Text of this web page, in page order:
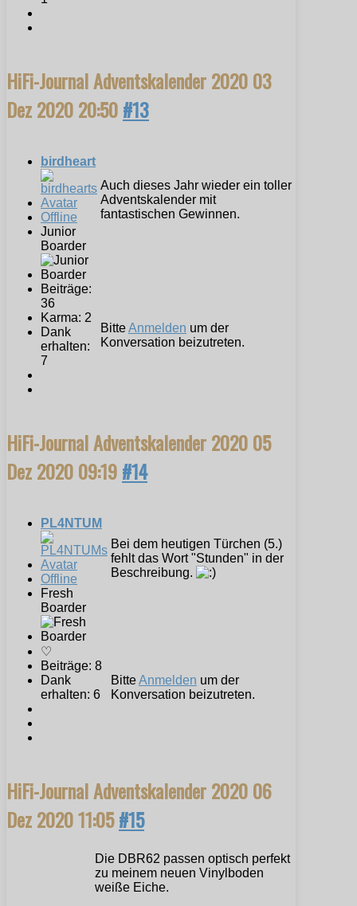
HiFi-Journal Adventskalender 202003
Dez 2020 20:50#13
birdheart
Offline
Junior
Boarder
Beiträge:
36
Karma: 2
Dank
erhalten:
7
Auch dieses Jahr wieder ein toller
Adventskalender mit
fantastischen Gewinnen.
BitteAnmelden um der
Konversation beizutreten.
HiFi-Journal Adventskalender 202005
Dez 2020 09:19#14
PL4NTUM
Offline
Fresh
Boarder
♡
Beiträge: 8
Dank
erhalten: 6
Bei dem heutigen Türchen (5.)
fehlt das Wort "Stunden" in der
Beschreibung.
BitteAnmelden um der
Konversation beizutreten.
HiFi-Journal Adventskalender 202006
Dez 2020 11:05#15
Die DBR62 passen optisch perfekt
zu meinem neuen Vinylboden
weiße Eiche.